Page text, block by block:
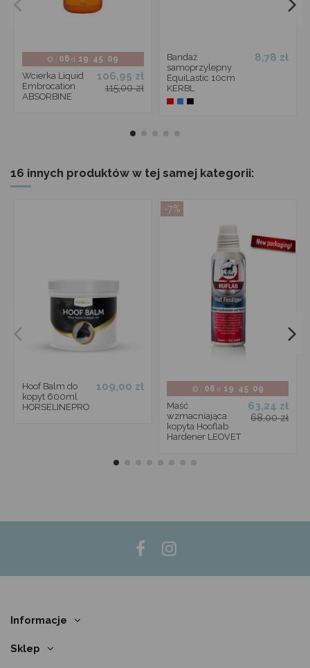
06 d. 19 45 09
Wcierka Liquid
Embrocation
ABSORBINE
106,95 zł
115,00 zł
Bandaż
samoprzylepny
EquiLastic 10cm
KERBL
8,78 zł
16 innych produktów w tej samej kategorii:
Hoof Balm do
kopyt 600ml
HORSELINEPRO
109,00 zł
-7%
06 d. 19 45: 09
Maść
wzmacniająca
kopyta Hooflab
Hardener LEOVET
63,24 zł
68,00 zł
Informacje
Sklep